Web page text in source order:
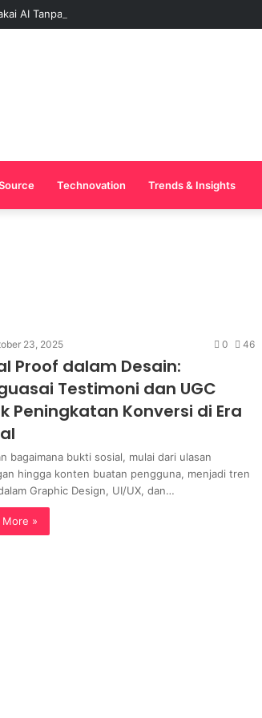
AI Tanpa Pusing
Technovation Trends & Insights
23, 2025 0 46
Proof dalam Desain:
Testimoni dan UGC
Peningkatan Konversi di Era
bagaimana bukti sosial, mulai dari ulasan
hingga konten buatan pengguna, menjadi tren
Graphic Design, UI/UX, dan…
More »